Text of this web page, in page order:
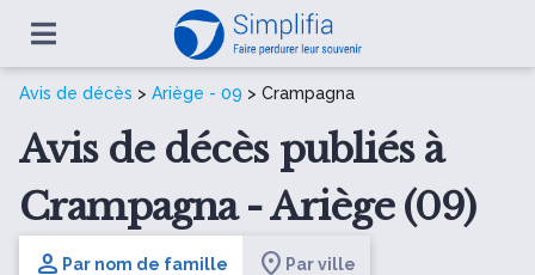
Avis de décès > Ariège - 09 > Crampagna
Avis de décès publiés à
Crampagna - Ariège (09)
Par nom de famille Par ville